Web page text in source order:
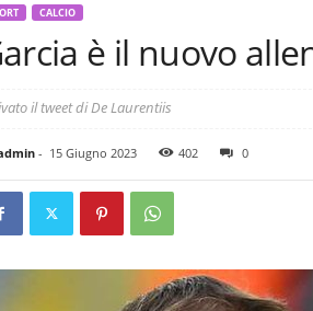
CALCIO
è il nuovo
il tweet di De Laurentiis
- 15 Giugno 2023 402 0